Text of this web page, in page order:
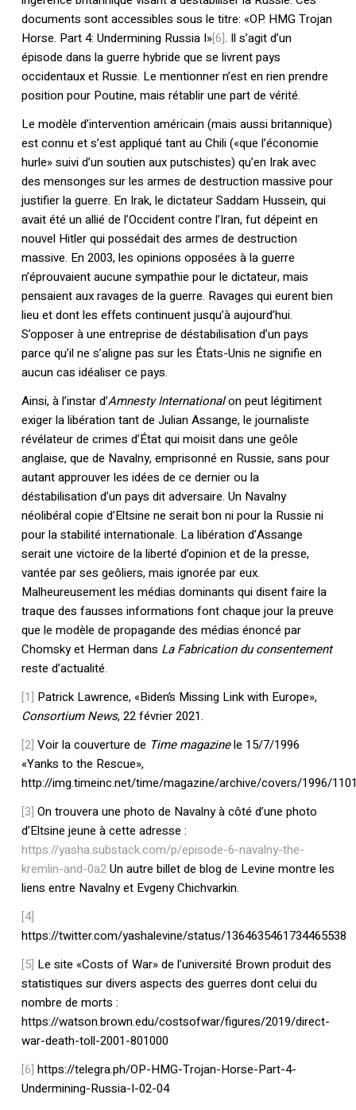
Votre panier est vide.
Retourner à la
librairie
documents sont accessibles sous le titre: «OP. HMG Trojan
Horse. Part 4: Undermining Russia I»[6]. Il s’agit d’un
épisode dans la guerre hybride que se livrent pays
occidentaux et Russie. Le mentionner n’est en rien prendre
position pour Poutine, mais rétablir une part de vérité.
Le modèle d’intervention américain (mais aussi britannique)
est connu et s’est appliqué tant au Chili («que l’économie
hurle» suivi d’un soutien aux putschistes) qu’en Irak avec
des mensonges sur les armes de destruction massive pour
justifier la guerre. En Irak, le dictateur Saddam Hussein, qui
avait été un allié de l’Occident contre l’Iran, fut dépeint en
nouvel Hitler qui possédait des armes de destruction
massive. En 2003, les opinions opposées à la guerre
n’éprouvaient aucune sympathie pour le dictateur, mais
pensaient aux ravages de la guerre. Ravages qui eurent bien
lieu et dont les effets continuent jusqu’à aujourd’hui.
S’opposer à une entreprise de déstabilisation d’un pays
parce qu’il ne s’aligne pas sur les États-Unis ne signifie en
aucun cas idéaliser ce pays.
Ainsi, à l’instar d’Amnesty Internationalon peut légitiment
exiger la libération tant de Julian Assange, le journaliste
révélateur de crimes d’État qui moisit dans une geôle
anglaise, que de Navalny, emprisonné en Russie, sans pour
autant approuver les idées de ce dernier ou la
déstabilisation d’un pays dit adversaire. Un Navalny
néolibéral copie d’Eltsine ne serait bon ni pour la Russie ni
pour la stabilité internationale. La libération d’Assange
serait une victoire de la liberté d’opinion et de la presse,
vantée par ses geôliers, mais ignorée par eux.
Malheureusement les médias dominants qui disent faire la
traque des fausses informations font chaque jour la preuve
que le modèle de propagande des médias énoncé par
Chomsky et Herman dans La Fabrication du consentement
reste d’actualité.
[1] Patrick Lawrence, «Biden’s Missing Link with Europe»,
Consortium News, 22 février 2021.
[2] Voir la couverture de Time magazinele 15/7/1996
«Yanks to the Rescue»,
http://img.timeinc.net/time/magazine/archive/covers/1996/
[3] On trouvera une photo de Navalny à côté d’une photo
d’Eltsine jeune à cette adresse :
https://yasha.substack.com/p/episode-6-navalny-the-
kremlin-and-0a2Un autre billet de blog de Levine montre les
liens entre Navalny et Evgeny Chichvarkin.
[4]
https://twitter.com/yashalevine/status/1364635461734465538
[5] Le site «Costs of War» de l’université Brown produit des
statistiques sur divers aspects des guerres dont celui du
nombre de morts :
https://watson.brown.edu/costsofwar/figures/2019/direct-
war-death-toll-2001-801000
[6] https://telegra.ph/OP-HMG-Trojan-Horse-Part-4-
Undermining-Russia-I-02-04